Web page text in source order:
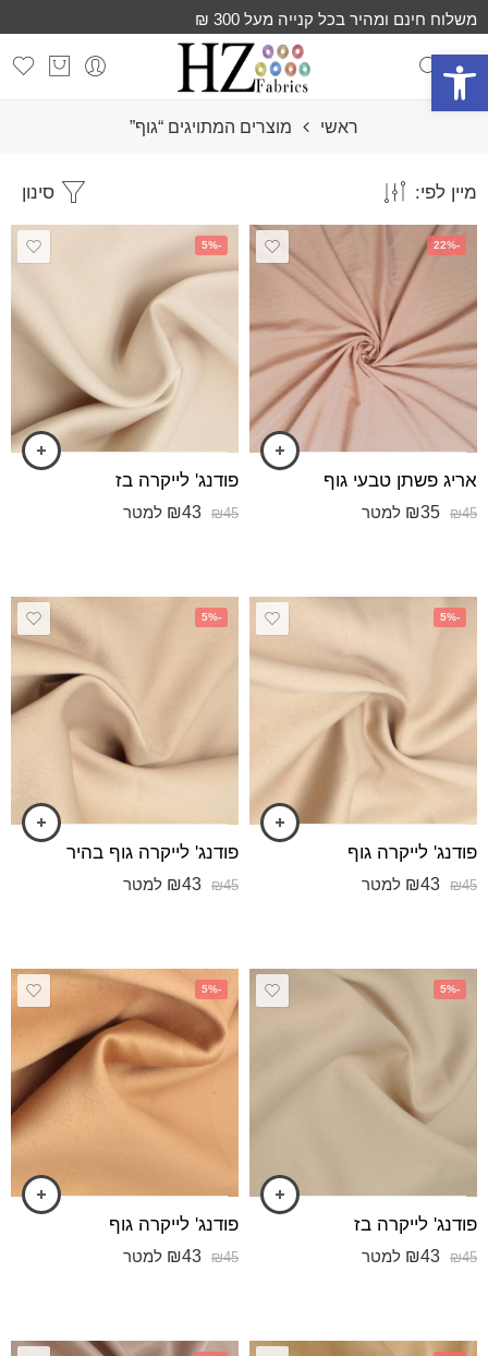
פתח סרגל נגישות
משלוח חינם ומהיר בכל קנייה מעל 300 ₪
ראשי מוצרים המתויגים “גוף”
סינון מיין לפי:
-22%
אריג פשתן טבעי גוף
₪45
₪35 למטר
-5%
פודנג' לייקרה בז
₪45
₪43 למטר
-5%
פודנג' לייקרה גוף
₪45
₪43 למטר
-5%
פודנג' לייקרה גוף בהיר
₪45
₪43 למטר
-5%
פודנג' לייקרה בז
₪45
₪43 למטר
-5%
פודנג' לייקרה גוף
₪45
₪43 למטר